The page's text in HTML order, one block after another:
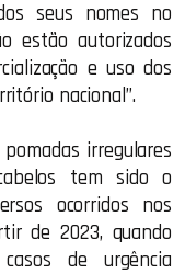
seus nomes no
estão autorizados
e uso dos
nacional”.
irregulares
tem sido o
ocorridos nos
de 2023, quando
de urgência